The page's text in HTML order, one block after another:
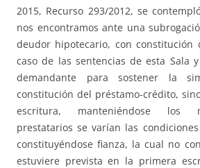
2015, Recurso 293/2012, se
nos encontramos ante una
deudor hipotecario, con constitución
caso de las sentencias de esta Sala
demandante para sostener la
constitución del préstamo-crédito,
escritura, manteniéndose los
prestatarios se varían las
constituyéndose fianza, la cual no
estuviere prevista en la primera